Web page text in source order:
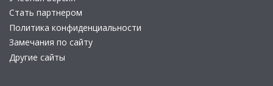
Стать партнером
Политика конфиденциальности
Замечания по сайту
Другие сайты